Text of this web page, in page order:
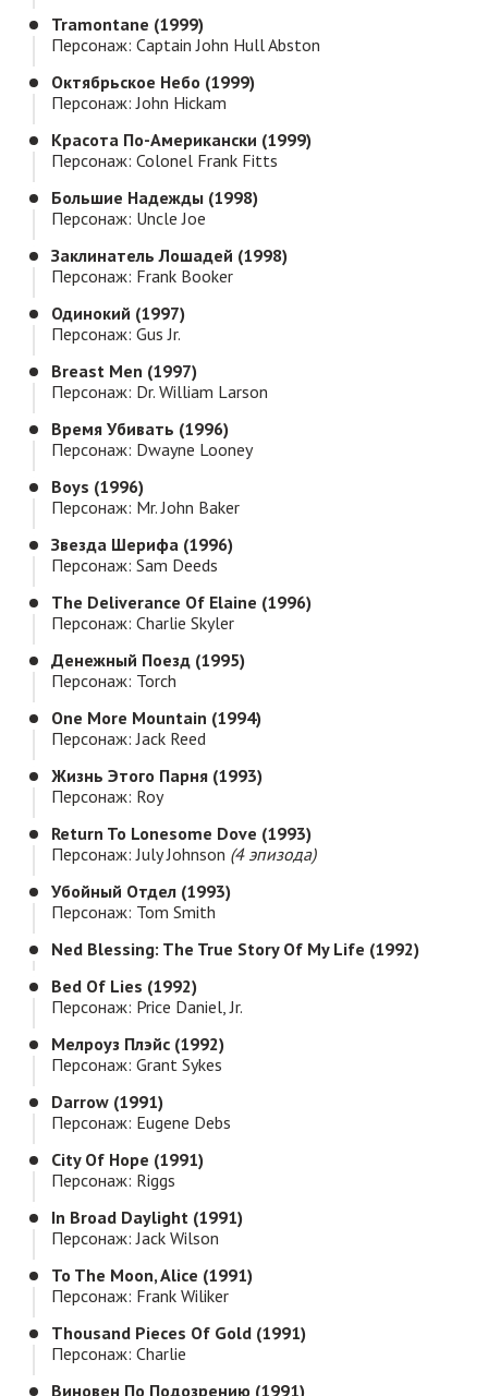
Tramontane (1999)
Персонаж: Captain John Hull Abston
Октябрьское Небо (1999)
Персонаж: John Hickam
Красота По-Американски (1999)
Персонаж: Colonel Frank Fitts
Большие Надежды (1998)
Персонаж: Uncle Joe
Заклинатель Лошадей (1998)
Персонаж: Frank Booker
Одинокий (1997)
Персонаж: Gus Jr.
Breast Men (1997)
Персонаж: Dr. William Larson
Время Убивать (1996)
Персонаж: Dwayne Looney
Boys (1996)
Персонаж: Mr. John Baker
Звезда Шерифа (1996)
Персонаж: Sam Deeds
The Deliverance Of Elaine (1996)
Персонаж: Charlie Skyler
Денежный Поезд (1995)
Персонаж: Torch
One More Mountain (1994)
Персонаж: Jack Reed
Жизнь Этого Парня (1993)
Персонаж: Roy
Return To Lonesome Dove (1993)
Персонаж: July Johnson (4 эпизода)
Убойный Отдел (1993)
Персонаж: Tom Smith
Ned Blessing: The True Story Of My Life (1992)
Bed Of Lies (1992)
Персонаж: Price Daniel, Jr.
Мелроуз Плэйс (1992)
Персонаж: Grant Sykes
Darrow (1991)
Персонаж: Eugene Debs
City Of Hope (1991)
Персонаж: Riggs
In Broad Daylight (1991)
Персонаж: Jack Wilson
To The Moon, Alice (1991)
Персонаж: Frank Wiliker
Thousand Pieces Of Gold (1991)
Персонаж: Charlie
Виновен По Подозрению (1991)